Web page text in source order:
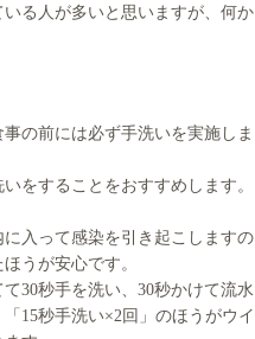
る人が多いと思いますが、何か
の前には必ず手洗いを実施しま
をすることをおすすめします。
入って感染を引き起こしますの
うが安心です。
30秒手を洗い、30秒かけて流水
15秒手洗い×2回」のほうがウイ